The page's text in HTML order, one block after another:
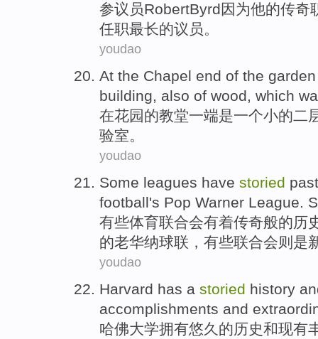
参议员RobertByrd因为他的传奇
任职最长的议员。
youdao
At the Chapel end of the garden
building, also of wood, which
在花园的教堂一端是一个小的二
验室。
youdao
Some leagues have storied
football's Pop Warner League.
有些体育联合会有着传奇般的历
的老华纳球联 ，有些联合会则 是
youdao
Harvard has a storied history
accomplishments and
哈佛大学拥有悠久 的历史和现有